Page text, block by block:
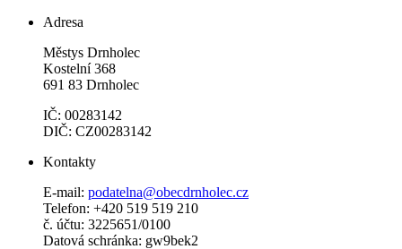
Adresa
Městys Drnholec
Kostelní 368
691 83 Drnholec
IČ: 00283142
DIČ: CZ00283142
Kontakty
E-mail: podatelna@obecdrnholec.cz
Telefon: +420 519 519 210
č. účtu: 3225651/0100
Datová schránka: gw9bek2